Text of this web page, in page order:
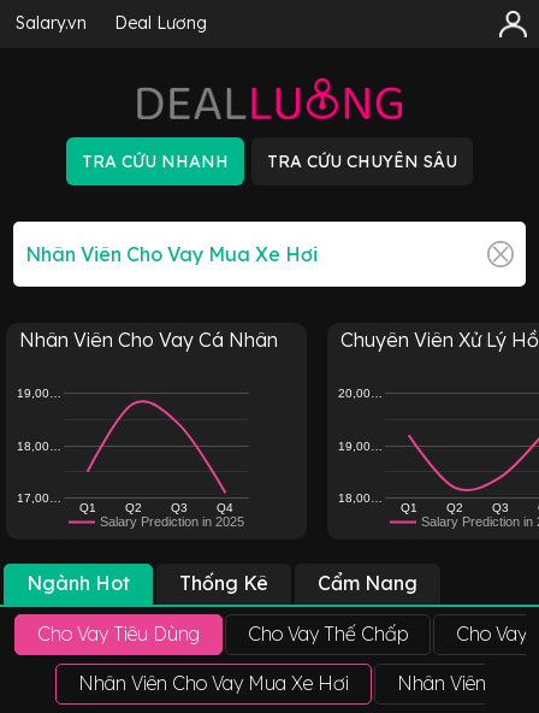
Salary.vn Deal Lương
Nhân Viên Cho Vay Cá Nhân
Salary Prediction in 2025
Q1 Q2 Q3 Q4
17,00…
18,00…
19,00…
Chuyên Viên Xử Lý Hồ
Salary Prediction in
Q1 Q2 Q3
18,00…
19,00…
20,00…
Ngành Hot Thống Kê Cẩm Nang
Cho Vay Tiêu Dùng Cho Vay Thế Chấp Cho
Nhân Viên Cho Vay Mua Xe Hơi Nhân Viên Cho